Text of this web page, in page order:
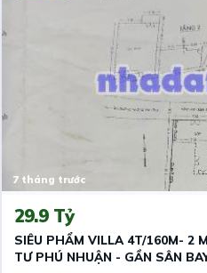
7 tháng trước
29.9 Tỷ
SIÊU PHẨM VILLA 4T/160M- 2
TƯ PHÚ NHUẬN - GẦN SÂN